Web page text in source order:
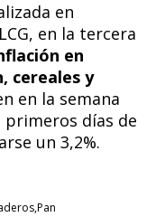
en
en la tercera
en
cereales y
en la semana
primeros días de
un 3,2%.
Pan